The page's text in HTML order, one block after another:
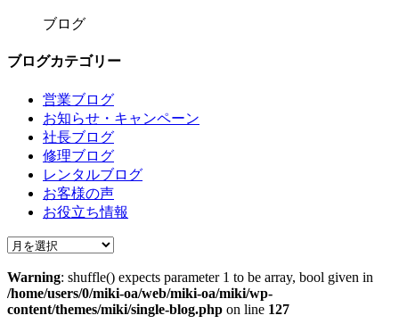
ブログ
ブログカテゴリー
営業ブログ
お知らせ・キャンペーン
社長ブログ
修理ブログ
レンタルブログ
お客様の声
お役立ち情報
Warning: shuffle() expects parameter 1 to be array, bool given in
/home/users/0/miki-oa/web/miki-oa/miki/wp-
content/themes/miki/single-blog.php on line 127